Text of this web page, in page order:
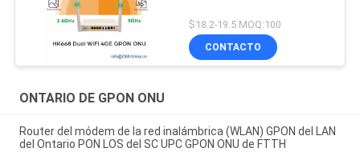
$18.2-19.5 MOQ:100
CONTACTO
ONTARIO DE GPON ONU
Router del módem de la red inalámbrica (WLAN) GPON del LAN
del Ontario PON LOS del SC UPC GPON ONU de FTTH